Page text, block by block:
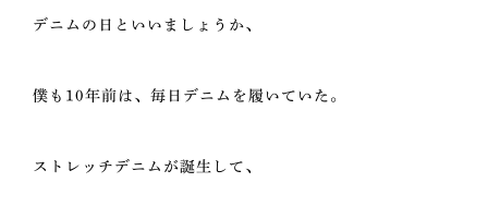
デニムの日といいましょうか、
僕も10年前は、毎日デニムを履いていた。
ストレッチデニムが誕生して、